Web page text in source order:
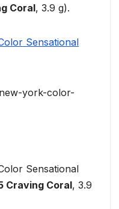
Coral, 3.9 g).
Sensational
york-color-
Sensational
Craving Coral, 3.9